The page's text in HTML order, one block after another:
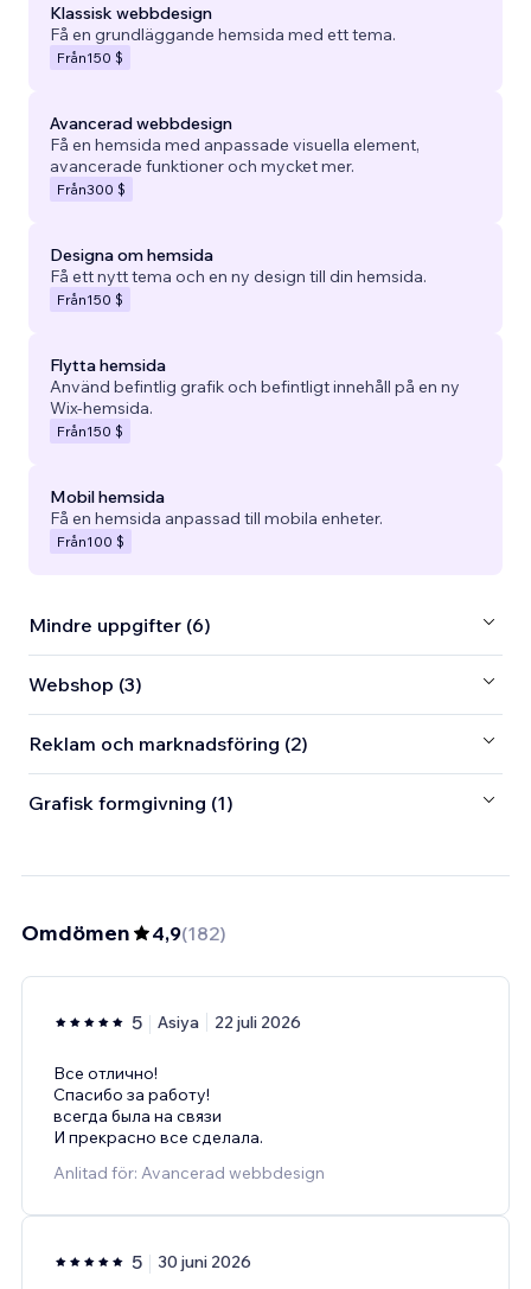
Klassisk webbdesign
Få en grundläggande hemsida med ett tema.
Från150 $
Avancerad webbdesign
Få en hemsida med anpassade visuella element,
avancerade funktioner och mycket mer.
Från300 $
Designa om hemsida
Få ett nytt tema och en ny design till din hemsida.
Från150 $
Flytta hemsida
Använd befintlig grafik och befintligt innehåll på en ny
Wix-hemsida.
Från150 $
Mobil hemsida
Få en hemsida anpassad till mobila enheter.
Från100 $
Mindre uppgifter (6)
Webshop (3)
Reklam och marknadsföring (2)
Grafisk formgivning (1)
Omdömen 4,9(182)
5 Asiya 22 juli 2026
Все отлично!
Спасибо за работу!
всегда была на связи
И прекрасно все сделала.
Anlitad för: Avancerad webbdesign
5 30 juni 2026